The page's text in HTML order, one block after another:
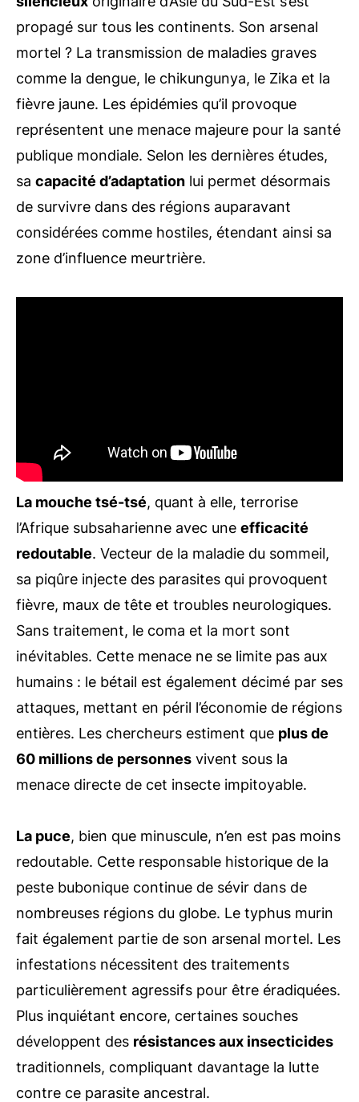
propagé sur tous les continents. Son arsenal
mortel ? La transmission de maladies graves
comme la dengue, le chikungunya, le Zika et la
fièvre jaune. Les épidémies qu’il provoque
représentent une menace majeure pour la santé
publique mondiale. Selon les dernières études,
sa capacité d’adaptation lui permet désormais
de survivre dans des régions auparavant
considérées comme hostiles, étendant ainsi sa
zone d’influence meurtrière.
La mouche tsé-tsé, quant à elle, terrorise
l’Afrique subsaharienne avec une efficacité
redoutable. Vecteur de la maladie du sommeil,
sa piqûre injecte des parasites qui provoquent
fièvre, maux de tête et troubles neurologiques.
Sans traitement, le coma et la mort sont
inévitables. Cette menace ne se limite pas aux
humains : le bétail est également décimé par ses
attaques, mettant en péril l’économie de régions
entières. Les chercheurs estiment que plus de
60 millions de personnes vivent sous la
menace directe de cet insecte impitoyable.
La puce, bien que minuscule, n’en est pas moins
redoutable. Cette responsable historique de la
peste bubonique continue de sévir dans de
nombreuses régions du globe. Le typhus murin
fait également partie de son arsenal mortel. Les
infestations nécessitent des traitements
particulièrement agressifs pour être éradiquées.
Plus inquiétant encore, certaines souches
développent des résistances aux insecticides
traditionnels, compliquant davantage la lutte
contre ce parasite ancestral.